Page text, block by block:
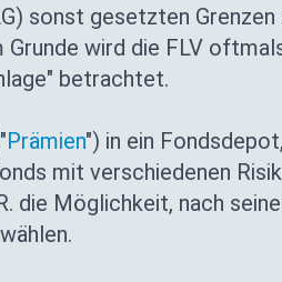
sonst gesetzten Grenzen
wird die FLV
betrachtet.
Prämien") in ein
mit verschiedenen
die Möglichkeit, nach